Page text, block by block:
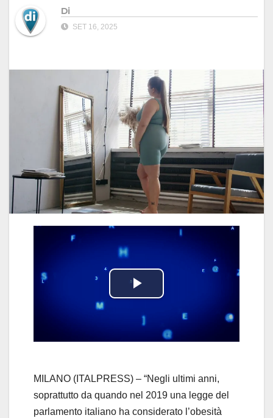
Di
SET 16, 2025
P
l
y
V
MILANO (ITALPRESS) – “Negli ultimi anni,
soprattutto da quando nel 2019 una legge del
parlamento italiano ha considerato l’obesità